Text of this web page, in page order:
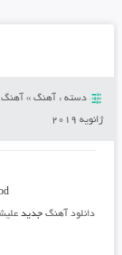
دسته : آهنگ» آهنگ
ژانویه 2019
دانلود آهنگ جدید